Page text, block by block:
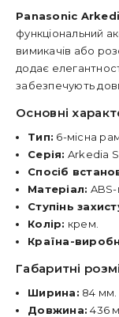
Panasonic
функціональний
вимикачів або
додає
забезпечують
Основні
Тип: 6-місна
Серія: Arkedia
Спосіб
Матеріал: ABS-
Ступінь
Колір: крем.
Країна-
Габаритні
Ширина: 84 мм.
Довжина: 436